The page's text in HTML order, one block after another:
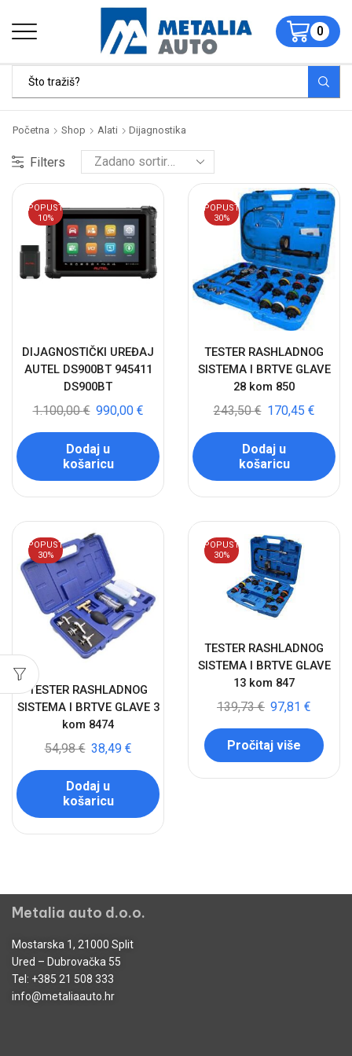
0
Početna Shop Alati Dijagnostika
Filters
POPUST
10%
DIJAGNOSTIČKI UREĐAJ
AUTEL DS900BT 945411
DS900BT
1.100,00€ 990,00 €
Dodaj u
košaricu
POPUST
30%
TESTER RASHLADNOG
SISTEMA I BRTVE GLAVE
28 kom 850
243,50€ 170,45 €
Dodaj u
košaricu
POPUST
30%
TESTER RASHLADNOG
SISTEMA I BRTVE GLAVE 3
kom 8474
54,98€ 38,49 €
Dodaj u
košaricu
POPUST
30%
TESTER RASHLADNOG
SISTEMA I BRTVE GLAVE
13 kom 847
139,73€ 97,81 €
Pročitaj više
Metalia auto d.o.o.
Mostarska 1, 21000 Split
Ured – Dubrovačka 55
Tel: +385 21 508 333
info@metaliaauto.hr